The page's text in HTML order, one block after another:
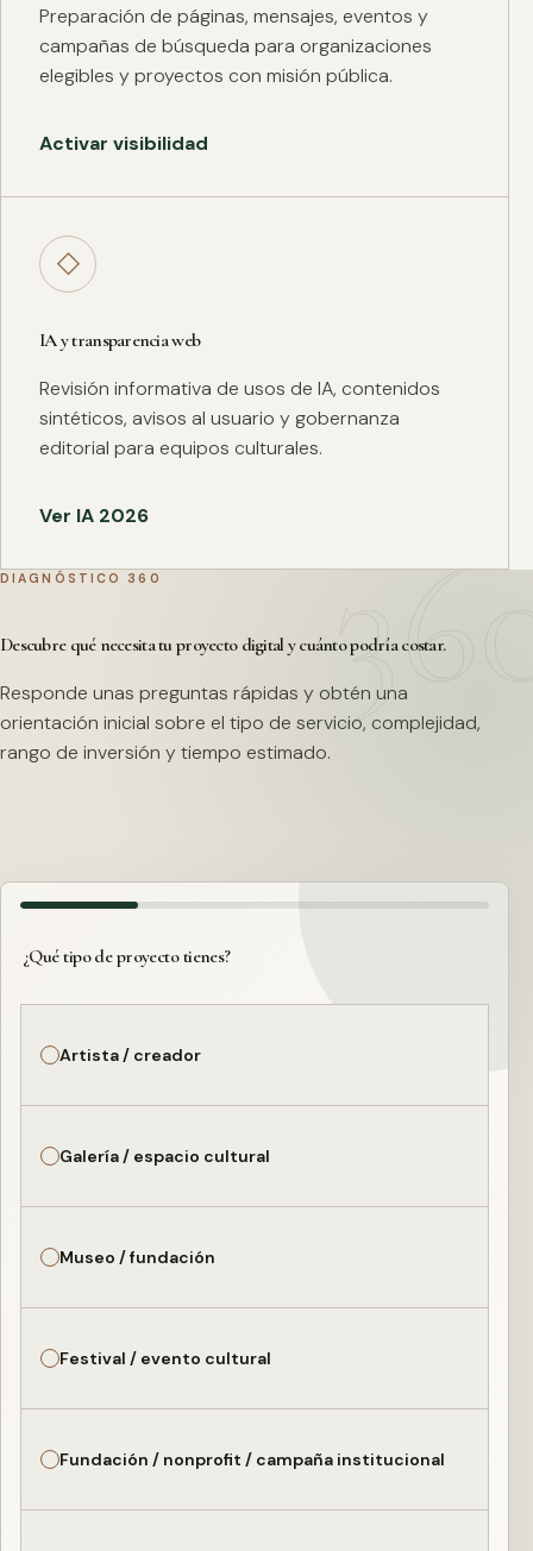
Preparación de páginas, mensajes, eventos y
campañas de búsqueda para organizaciones
elegibles y proyectos con misión pública.
Activar visibilidad
◇
IA y transparencia web
Revisión informativa de usos de IA, contenidos
sintéticos, avisos al usuario y gobernanza
editorial para equipos culturales.
Ver IA 2026
DIAGNÓSTICO 360
Descubre qué necesita tu proyecto digital y cuánto podría costar.
Responde unas preguntas rápidas y obtén una
orientación inicial sobre el tipo de servicio, complejidad,
rango de inversión y tiempo estimado.
¿Qué tipo de proyecto tienes?
Artista / creador
Galería / espacio cultural
Museo / fundación
Festival / evento cultural
Fundación / nonprofit / campaña institucional